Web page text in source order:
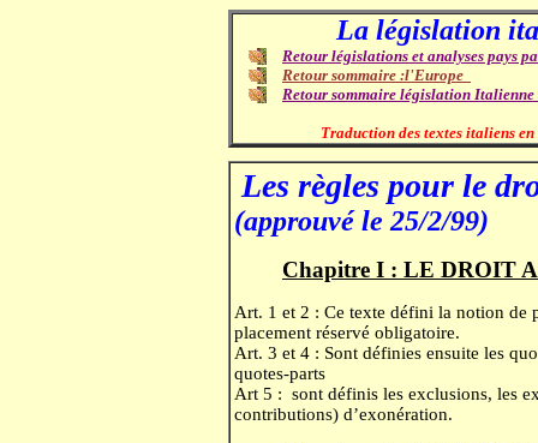
La législation
Retour législations et analyses pays
Retour sommaire :l'Europe
Retour sommaire législation
Traduction des textes italiens
Les règles pour le
(approuvé le 25/2/99)
Chapitre I : LE DROIT
Art. 1 et 2 : Ce texte défini la notion de
placement réservé obligatoire.
Art. 3 et 4 : Sont définies ensuite les
quotes-parts
Art 5 : sont définis les exclusions, les
contributions) d’exonération.